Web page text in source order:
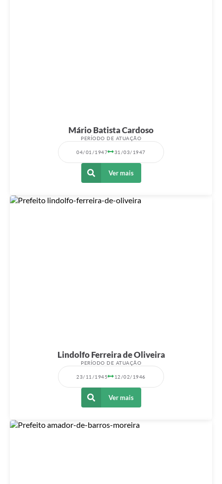
Mário Batista Cardoso
PERÍODO DE ATUAÇÃO
04/01/1947 31/03/1947
Ver mais
Lindolfo Ferreira de Oliveira
PERÍODO DE ATUAÇÃO
23/11/1945 12/02/1946
Ver mais